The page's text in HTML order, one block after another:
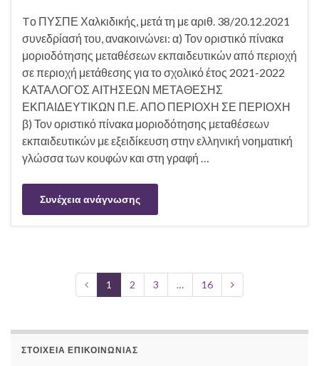
Tο ΠΥΣΠΕ Χαλκιδικής, μετά τη με αριθ. 38/20.12.2021
συνεδρίασή του, ανακοινώνει: α) Τον οριστικό πίνακα
μοριοδότησης μεταθέσεων εκπαιδευτικών από περιοχή
σε περιοχή μετάθεσης για το σχολικό έτος 2021-2022
ΚΑΤΑΛΟΓΟΣ ΑΙΤΗΣΕΩΝ ΜΕΤΑΘΕΣΗΣ
ΕΚΠΑΙΔΕΥΤΙΚΩΝ Π.Ε. ΑΠΟ ΠΕΡΙΟΧΗ ΣΕ ΠΕΡΙΟΧΗ
β) Τον οριστικό πίνακα μοριοδότησης μεταθέσεων
εκπαιδευτικών με εξειδίκευση στην ελληνική νοηματική
γλώσσα των κουφών και στη γραφή …
Συνέχεια ανάγνωσης
1 2 3 … 16
ΣΤΟΙΧΕΊΑ ΕΠΙΚΟΙΝΩΝΊΑΣ